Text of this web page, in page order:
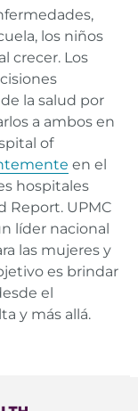
los niños
crecer. Los
la salud por
a ambos en
of
en el
hospitales
Report. UPMC
líder nacional
las mujeres y
es brindar
el
y más allá.